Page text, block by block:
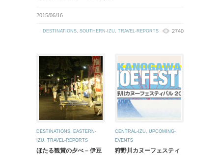
2015/06/16
DESTINATIONS, SOUTHERN-IZU, TRAVEL-REPORTS 2740
DESTINATIONS, EASTERN-
IZU, TRAVEL-REPORTS
ほたる観賞の夕べ – 伊豆
CENTRAL-IZU, UPCOMING-
EVENTS
狩野川カヌーフェスティ